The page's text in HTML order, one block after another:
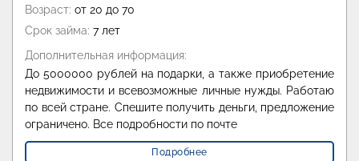
Возраст: от 20 до 70
Срок займа: 7 лет
Дополнительная информация:
До 5000000 рублей на подарки, а также приобретение
недвижимости и всевозможные личные нужды. Работаю
по всей стране. Спешите получить деньги, предложение
ограничено. Все подробности по почте
Подробнее